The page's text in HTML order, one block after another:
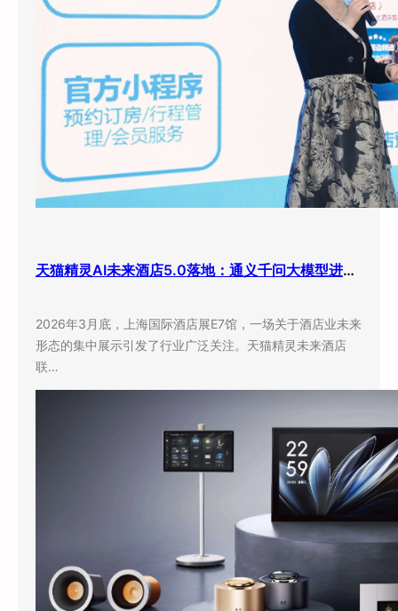
天猫精灵AI未来酒店5.0落地：通义千问大模型进驻客房，酒店业迎来”数字员工”时代
2026年3月底，上海国际酒店展E7馆，一场关于酒店业未来
形态的集中展示引发了行业广泛关注。天猫精灵未来酒店
联…